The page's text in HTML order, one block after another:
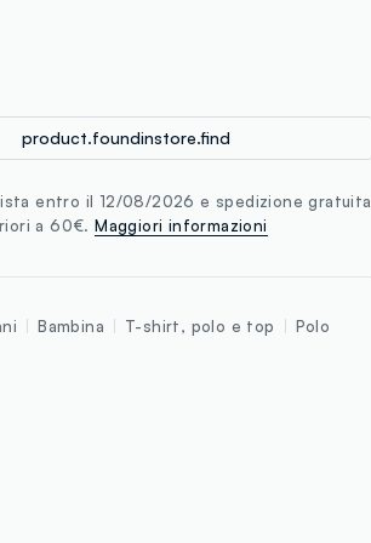
product.foundinstore.find
entro il 12/08/2026 e spedizione gratuita
a 60€.Maggiori informazioni
Bambina T-shirt, polo e top Polo